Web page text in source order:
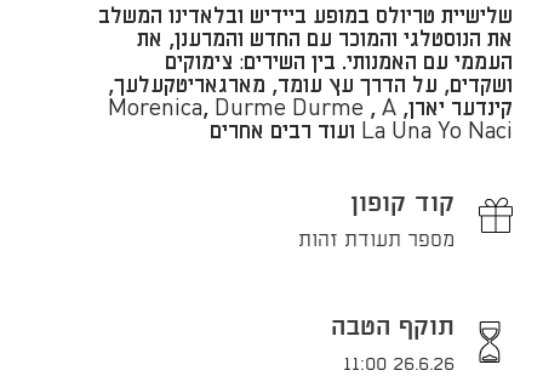
​שלישיית טריולס במופע ביידיש ובלאדינו המשלב
את הנוסטלגי והמוכר עם החדש והמרענן, את
העממי עם האמנותי. בין השירים: צימוקים
ושקדים, על הדרך עץ עומד, מארגאריטקעלעך,
קינדער יארן, Morenica, Durme Durme , A
La Una Yo Naci ועוד רבים אחרים
קוד קופון
מספר תעודת זהות
תוקף הטבה
26.6.26 11:00